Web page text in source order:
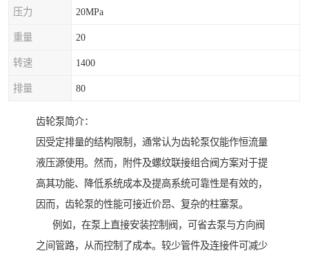
压力 20MPa
重量 20
转速 1400
排量 80
齿轮泵简介：
因受定排量的结构限制，通常认为齿轮泵仅能作恒流量
液压源使用。然而，附件及螺纹联接组合阀方案对于提
高其功能、降低系统成本及提高系统可靠性是有效的，
因而，齿轮泵的性能可接近价昂、复杂的柱塞泵。
例如，在泵上直接安装控制阀，可省去泵与方向阀
之间管路，从而控制了成本。较少管件及连接件可减少